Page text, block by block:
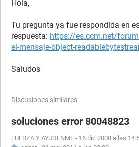
Hola,
Tu pregunta ya fue respondida en
respuesta: https://es.ccm.net/
el-mensaje-object-
Saludos
Discusiones similares
soluciones error 80048823
FUERZA Y AYUDENME - 16 dic 2008 a las